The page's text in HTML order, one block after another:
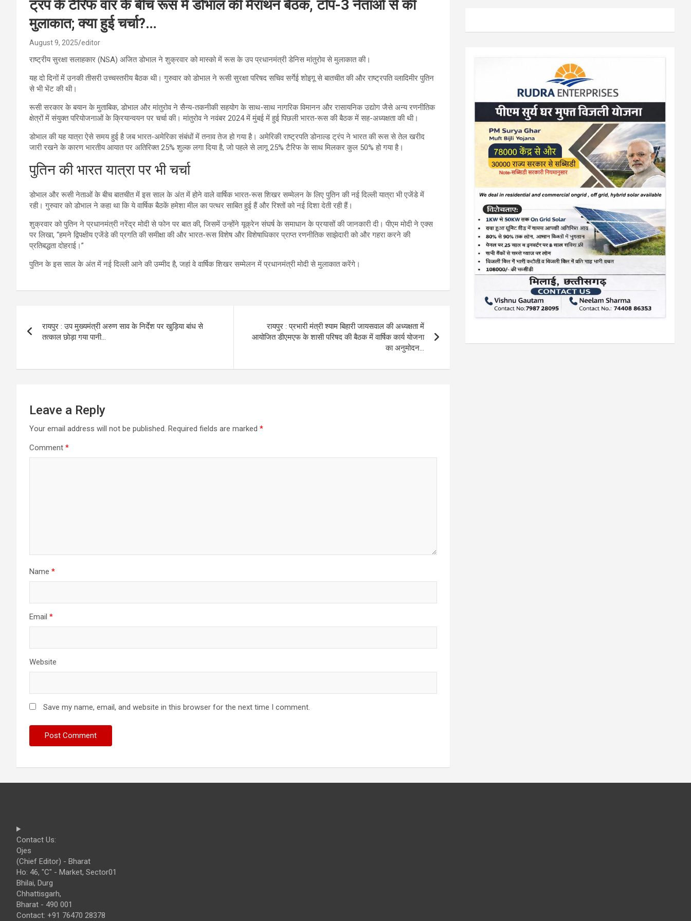
ट्रंप के टैरिफ वार के बीच रूस में डोभाल की मैराथन बैठक, टॉप-3 नेताओं से की
मुलाकात; क्या हुई चर्चा?…
August 9, 2025 editor
राष्ट्रीय सुरक्षा सलाहकार (NSA) अजित डोभाल ने शुक्रवार को मास्को में रूस के उप प्रधानमंत्री डेनिस मांतुरोव से मुलाकात की।
यह दो दिनों में उनकी तीसरी उच्चस्तरीय बैठक थी। गुरुवार को डोभाल ने रूसी सुरक्षा परिषद सचिव सर्गेई शोइगू से बातचीत की और राष्ट्रपति व्लादिमीर पुतिन
से भी भेंट की थी।
रूसी सरकार के बयान के मुताबिक, डोभाल और मांतुरोव ने सैन्य-तकनीकी सहयोग के साथ-साथ नागरिक विमानन और रासायनिक उद्योग जैसे अन्य रणनीतिक
क्षेत्रों में संयुक्त परियोजनाओं के क्रियान्वयन पर चर्चा की। मांतुरोव ने नवंबर 2024 में मुंबई में हुई पिछली भारत-रूस की बैठक में सह-अध्यक्षता की थी।
डोभाल की यह यात्रा ऐसे समय हुई है जब भारत-अमेरिका संबंधों में तनाव तेज हो गया है। अमेरिकी राष्ट्रपति डोनाल्ड ट्रंप ने भारत की रूस से तेल खरीद
जारी रखने के कारण भारतीय आयात पर अतिरिक्त 25% शुल्क लगा दिया है, जो पहले से लागू 25% टैरिफ के साथ मिलकर कुल 50% हो गया है।
पुतिन की भारत यात्रा पर भी चर्चा
डोभाल और रूसी नेताओं के बीच बातचीत में इस साल के अंत में होने वाले वार्षिक भारत-रूस शिखर सम्मेलन के लिए पुतिन की नई दिल्ली यात्रा भी एजेंडे में
रही। गुरुवार को डोभाल ने कहा था कि ये वार्षिक बैठकें हमेशा मील का पत्थर साबित हुई हैं और रिश्तों को नई दिशा देती रही हैं।
शुक्रवार को पुतिन ने प्रधानमंत्री नरेंद्र मोदी से फोन पर बात की, जिसमें उन्होंने यूक्रेन संघर्ष के समाधान के प्रयासों की जानकारी दी। पीएम मोदी ने एक्स
पर लिखा, “हमने द्विपक्षीय एजेंडे की प्रगति की समीक्षा की और भारत-रूस विशेष और विशेषाधिकार प्राप्त रणनीतिक साझेदारी को और गहरा करने की
प्रतिबद्धता दोहराई।”
पुतिन के इस साल के अंत में नई दिल्ली आने की उम्मीद है, जहां वे वार्षिक शिखर सम्मेलन में प्रधानमंत्री मोदी से मुलाकात करेंगे।
navigation
रायपुर : उप मुख्यमंत्री अरुण साव के निर्देश पर खुड़िया बांध से
तत्काल छोड़ा गया पानी…
रायपुर : प्रभारी मंत्री श्याम बिहारी जायसवाल की अध्यक्षता में
आयोजित डीएमएफ के शासी परिषद की बैठक में वार्षिक कार्य योजना
का अनुमोदन…
Leave a Reply
Your email address will not be published. Required fields are marked *
Comment *
Name *
Email *
Website
Save my name, email, and website in this browser for the next time I comment.
Contact Us:
Ojes
(Chief Editor) - Bharat
Ho: 46, "C" - Market, Sector01
Bhilai, Durg
Chhattisgarh,
Bharat - 490 001
Contact: +91 76470 28378